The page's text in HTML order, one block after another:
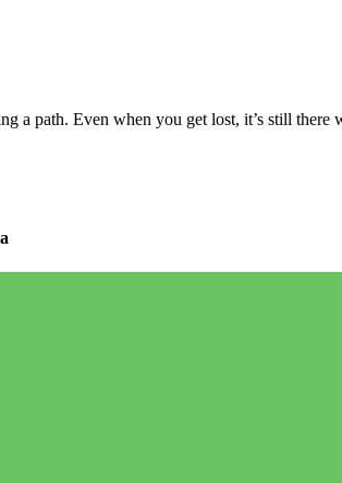
a path. Even when you get lost, it’s still